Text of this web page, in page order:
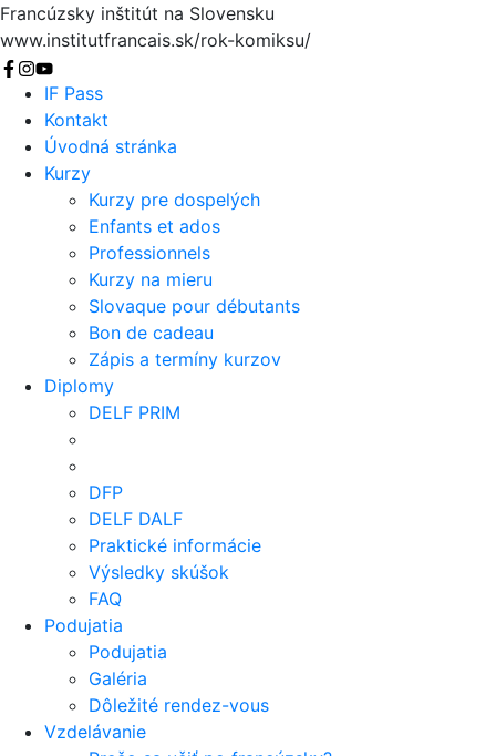
Francúzsky inštitút na Slovensku
www.institutfrancais.sk/rok-komiksu/
Vyhľadať
IF Pass
Kontakt
Úvodná stránka
Kurzy
Kurzy pre dospelých
Enfants et ados
Professionnels
Kurzy na mieru
Slovaque pour débutants
Bon de cadeau
Zápis a termíny kurzov
Diplomy
DELF PRIM
DFP
DELF DALF
Praktické informácie
Výsledky skúšok
FAQ
Podujatia
Podujatia
Galéria
Dôležité rendez-vous
Vzdelávanie